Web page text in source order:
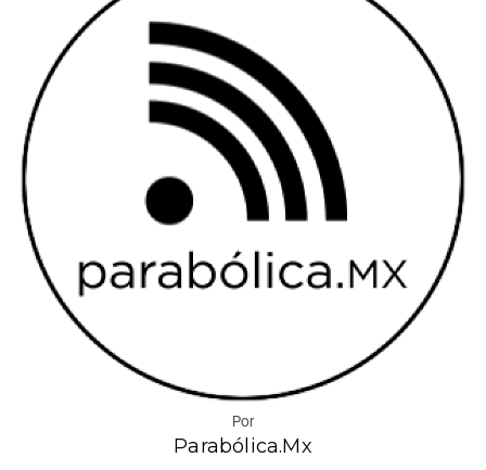
Por
Parabólica.Mx